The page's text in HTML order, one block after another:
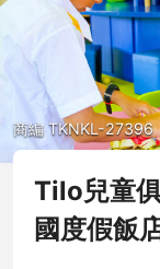
商編 TKNKL-27396
Tilo兒童
國度假飯